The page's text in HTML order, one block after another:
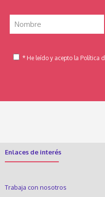
* He leído y acepto la Política
Enlaces de interés
Trabaja con nosotros